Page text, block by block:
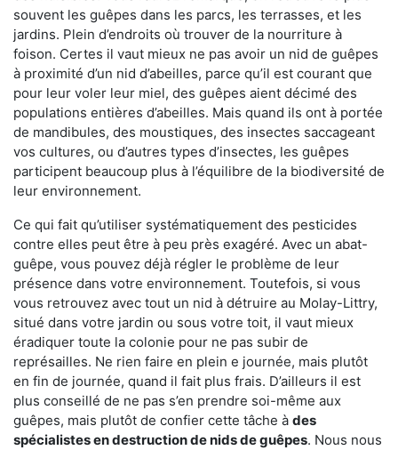
souvent les guêpes dans les parcs, les terrasses, et les
jardins. Plein d’endroits où trouver de la nourriture à
foison. Certes il vaut mieux ne pas avoir un nid de guêpes
à proximité d’un nid d’abeilles, parce qu’il est courant que
pour leur voler leur miel, des guêpes aient décimé des
populations entières d’abeilles. Mais quand ils ont à portée
de mandibules, des moustiques, des insectes saccageant
vos cultures, ou d’autres types d’insectes, les guêpes
participent beaucoup plus à l’équilibre de la biodiversité de
leur environnement.
Ce qui fait qu’utiliser systématiquement des pesticides
contre elles peut être à peu près exagéré. Avec un abat-
guêpe, vous pouvez déjà régler le problème de leur
présence dans votre environnement. Toutefois, si vous
vous retrouvez avec tout un nid à détruire au Molay-Littry,
situé dans votre jardin ou sous votre toit, il vaut mieux
éradiquer toute la colonie pour ne pas subir de
représailles. Ne rien faire en plein e journée, mais plutôt
en fin de journée, quand il fait plus frais. D’ailleurs il est
plus conseillé de ne pas s’en prendre soi-même aux
guêpes, mais plutôt de confier cette tâche à des
spécialistes en destruction de nids de guêpes. Nous nous